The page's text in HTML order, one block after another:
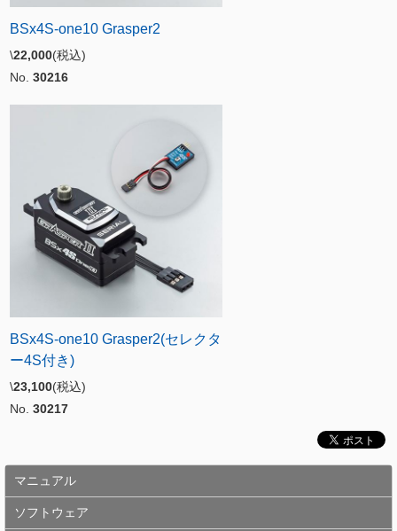
BSx4S-one10 Grasper2
\22,000(税込)
No. 30216
BSx4S-one10 Grasper2(セレクタ
ー4S付き)
\23,100(税込)
No. 30217
マニュアル
ソフトウェア